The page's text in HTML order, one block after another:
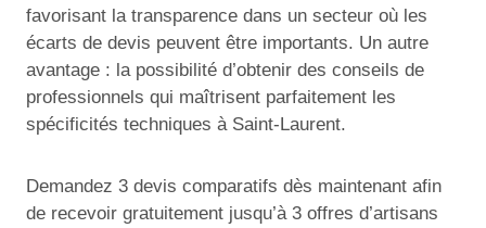
favorisant la transparence dans un secteur où les
écarts de devis peuvent être importants. Un autre
avantage : la possibilité d’obtenir des conseils de
professionnels qui maîtrisent parfaitement les
spécificités techniques à Saint-Laurent.
Demandez 3 devis comparatifs dès maintenant afin
de recevoir gratuitement jusqu’à 3 offres d’artisans